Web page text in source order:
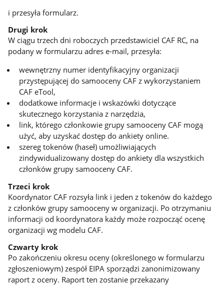
i przesyła formularz.
Drugi krok
W ciągu trzech dni roboczych przedstawiciel CAF RC, na
podany w formularzu adres e-mail, przesyła:
wewnętrzny numer identyfikacyjny organizacji
przystępującej do samooceny CAF z wykorzystaniem
CAF eTool,
dodatkowe informacje i wskazówki dotyczące
skutecznego korzystania z narzędzia,
link, którego członkowie grupy samooceny CAF mogą
użyć, aby uzyskać dostęp do ankiety online.
szereg tokenów (haseł) umożliwiających
zindywidualizowany dostęp do ankiety dla wszystkich
członków grupy samooceny CAF.
Trzeci krok
Koordynator CAF rozsyła link i jeden z tokenów do każdego
z członków grupy samooceny w organizacji. Po otrzymaniu
informacji od koordynatora każdy może rozpocząć ocenę
organizacji wg modelu CAF.
Czwarty krok
Po zakończeniu okresu oceny (określonego w formularzu
zgłoszeniowym) zespół EIPA sporządzi zanonimizowany
raport z oceny. Raport ten zostanie przekazany